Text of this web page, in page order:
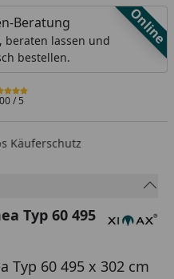
Online
Beratung
beraten lassen und
bestellen.
/ 5
Käuferschutz
Typ 60 495
Typ 60 495 x 302 cm